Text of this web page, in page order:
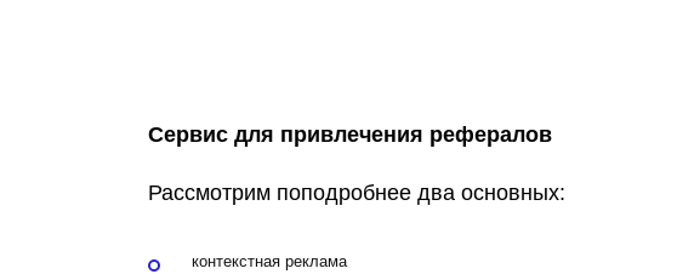
Сервис для привлечения рефералов
Рассмотрим поподробнее два основных:
контекстная реклама